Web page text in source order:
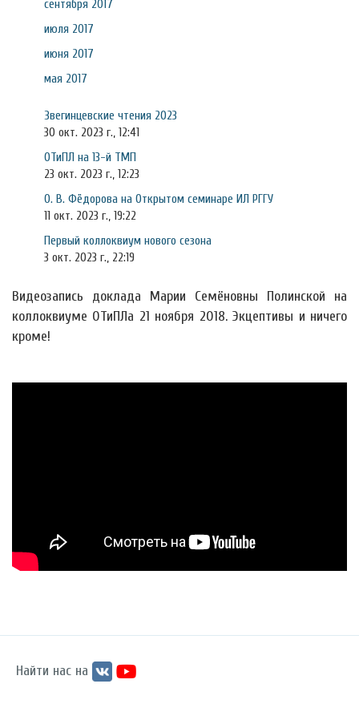
сентября 2017
июля 2017
июня 2017
мая 2017
Звегинцевские чтения 2023
30 окт. 2023 г., 12:41
ОТиПЛ на 13-й ТМП
23 окт. 2023 г., 12:23
О. В. Фёдорова на Открытом семинаре ИЛ РГГУ
11 окт. 2023 г., 19:22
Первый коллоквиум нового сезона
3 окт. 2023 г., 22:19
Видеозапись доклада Марии Семёновны Полинской на
коллоквиуме ОТиПЛа 21 ноября 2018. Экцептивы и ничего
кроме!
Найти нас на